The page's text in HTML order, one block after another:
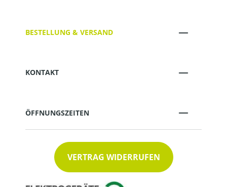
BESTELLUNG & VERSAND
KONTAKT
ÖFFNUNGSZEITEN
VERTRAG WIDERRUFEN